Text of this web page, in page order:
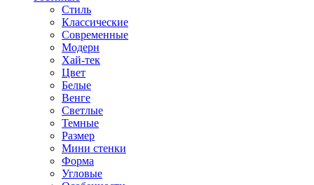
Стиль
Классические
Современные
Модерн
Хай-тек
Цвет
Белые
Венге
Светлые
Темные
Размер
Мини стенки
Форма
Угловые